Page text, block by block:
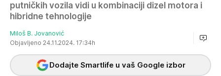
putničkih vozila vidi u kombinaciji dizel motora i
hibridne tehnologije
Miloš B. Jovanović
Objavljeno 24.11.2024. 17:34h
Dodajte Smartlife u vaš Google izbor